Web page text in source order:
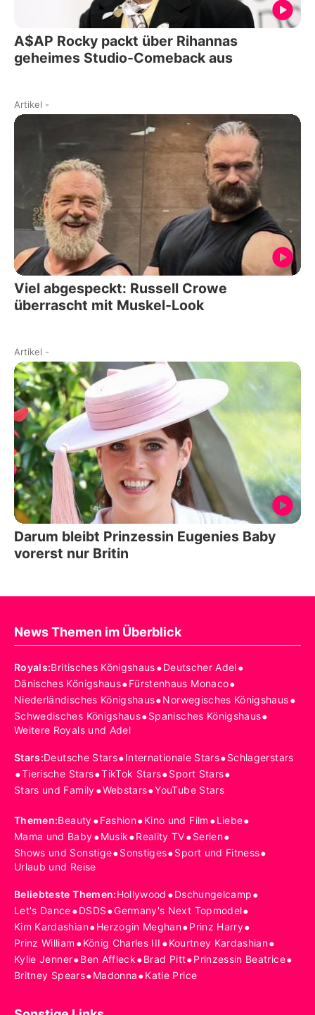
A$AP Rocky packt über Rihannas
geheimes Studio-Comeback aus
Artikel -
Viel abgespeckt: Russell Crowe
überrascht mit Muskel-Look
Artikel -
Darum bleibt Prinzessin Eugenies Baby
vorerst nur Britin
News Themen im Überblick
Royals:Britisches Königshaus•Deutscher Adel•
Dänisches Königshaus•Fürstenhaus Monaco•
Niederländisches Königshaus•Norwegisches Königshaus•
Schwedisches Königshaus•Spanisches Königshaus•
Weitere Royals und Adel
Stars:Deutsche Stars•Internationale Stars•Schlagerstars
•Tierische Stars•TikTok Stars•Sport Stars•
Stars und Family•Webstars•YouTube Stars
Themen:Beauty•Fashion•Kino und Film •Liebe•
Mama und Baby•Musik•Reality TV•Serien•
Shows und Sonstige•Sonstiges•Sport und Fitness•
Urlaub und Reise
Beliebteste Themen:Hollywood •Dschungelcamp•
Let's Dance•DSDS•Germany's Next Topmodel•
Kim Kardashian•Herzogin Meghan•Prinz Harry•
Prinz William •König Charles III •Kourtney Kardashian•
Kylie Jenner•Ben Affleck•Brad Pitt•Prinzessin Beatrice•
Britney Spears•Madonna•Katie Price